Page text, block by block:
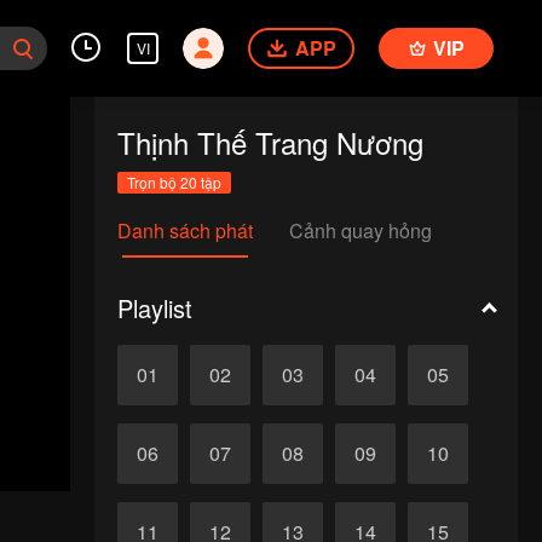
VI APP VIP
Thịnh Thế Trang Nương
Trọn bộ 20 tập
Danh sách phát Cảnh quay hỏng
Playlist
01 02 03 04 05
06 07 08 09 10
11 12 13 14 15